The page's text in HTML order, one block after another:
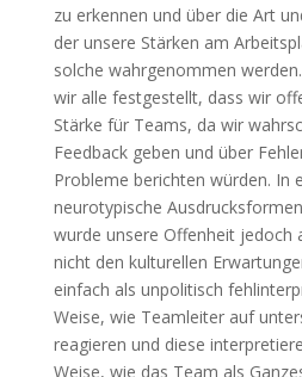
zu erkennen und über die Art
der unsere Stärken am
solche wahrgenommen
wir alle festgestellt, dass wir
Stärke für Teams, da wir
Feedback geben und über
Probleme berichten würden. In
neurotypische
wurde unsere Offenheit jedoch
nicht den kulturellen
einfach als unpolitisch
Weise, wie Teamleiter auf
reagieren und diese
Weise, wie das Team als